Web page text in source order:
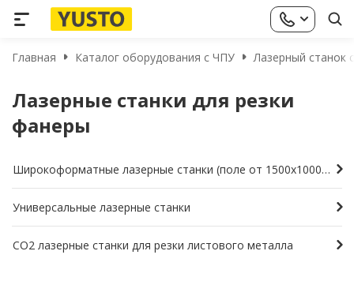
Главная Каталог оборудования с ЧПУ Лазерный станок
Лазерные станки для резки
фанеры
Широкоформатные лазерные станки (поле от 1500х1000мм и больше)
Универсальные лазерные станки
СО2 лазерные станки для резки листового металла